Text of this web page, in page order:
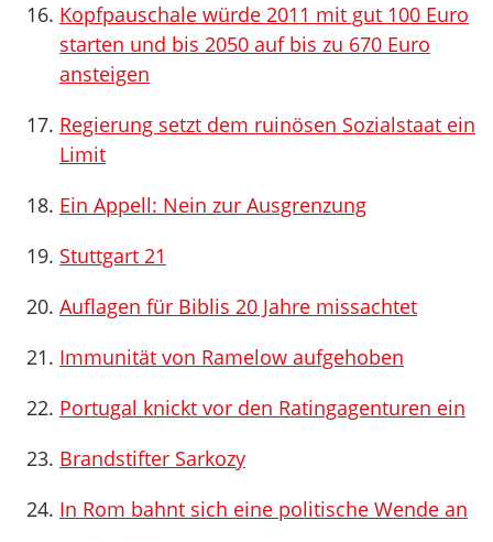
Kopfpauschale würde 2011 mit gut 100 Euro
starten und bis 2050 auf bis zu 670 Euro
ansteigen
Regierung setzt dem ruinösen Sozialstaat ein
Limit
Ein Appell: Nein zur Ausgrenzung
Stuttgart 21
Auflagen für Biblis 20 Jahre missachtet
Immunität von Ramelow aufgehoben
Portugal knickt vor den Ratingagenturen ein
Brandstifter Sarkozy
In Rom bahnt sich eine politische Wende an